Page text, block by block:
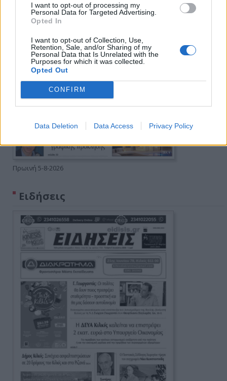
I want to opt-out of processing my
Personal Data for Targeted Advertising.
Opted In
I want to opt-out of Collection, Use,
Retention, Sale, and/or Sharing of my
Personal Data that Is Unrelated with the
Purposes for which it was collected.
Opted Out
CONFIRM
Data Deletion Data Access Privacy Policy
Πρωινή 5-8-2026
Ειδήσεις